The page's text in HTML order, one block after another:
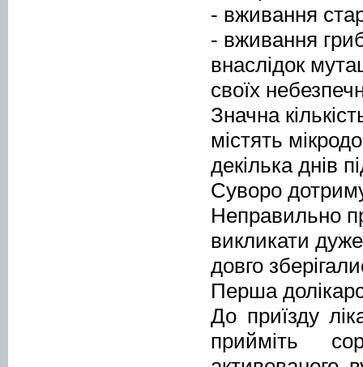
- вживання
- вживання
внаслідок
своїх
Значна
містять
декілька днів
Суворо
Неправильно
викликати
довго
Перша
До приїзду
прийміть